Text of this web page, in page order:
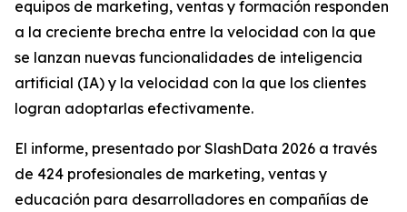
equipos de marketing, ventas y formación responden
a la creciente brecha entre la velocidad con la que
se lanzan nuevas funcionalidades de inteligencia
artificial (IA) y la velocidad con la que los clientes
logran adoptarlas efectivamente.
El informe, presentado por SlashData 2026 a través
de 424 profesionales de marketing, ventas y
educación para desarrolladores en compañías de